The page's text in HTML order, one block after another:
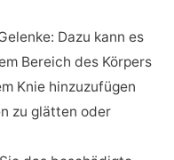
Dazu kann es
Bereich des Körpers
Knie hinzuzufügen
zu glätten oder